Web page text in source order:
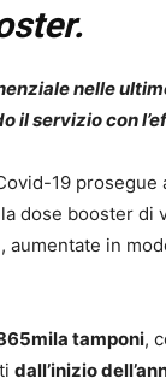
nelle
il servizio con
19
dose booster
in
tamponi,
dall’inizio